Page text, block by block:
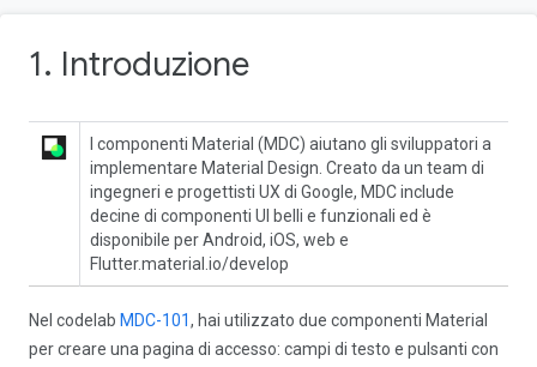
1. Introduzione
I componenti Material (MDC) aiutano gli sviluppatori a
implementare Material Design. Creato da un team di
ingegneri e progettisti UX di Google, MDC include
decine di componenti UI belli e funzionali ed è
disponibile per Android, iOS, web e
Flutter.material.io/develop
Nel codelab MDC-101, hai utilizzato due componenti Material
per creare una pagina di accesso: campi di testo e pulsanti con